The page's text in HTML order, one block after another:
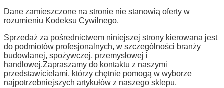
Dane zamieszczone na stronie nie stanowią oferty w
rozumieniu Kodeksu Cywilnego.
Sprzedaż za pośrednictwem niniejszej strony kierowana jest
do podmiotów profesjonalnych, w szczególności branży
budowlanej, spożywczej, przemysłowej i
handlowej.Zapraszamy do kontaktu z naszymi
przedstawicielami, którzy chętnie pomogą w wyborze
najpotrzebniejszych artykułów z naszego sklepu.